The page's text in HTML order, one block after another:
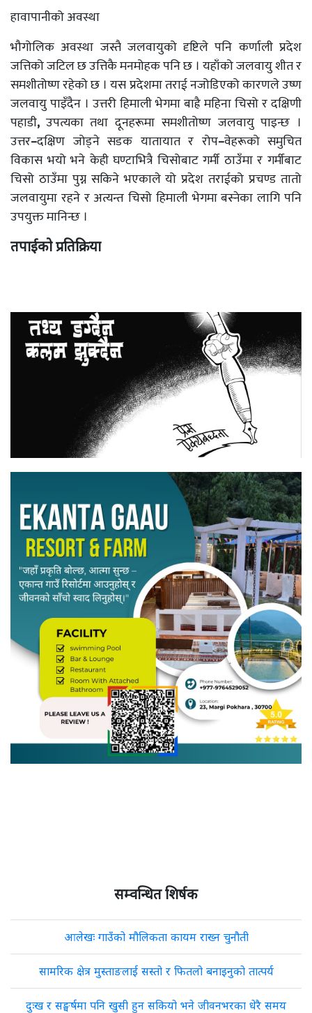
हावापानीको अवस्था
भौगोलिक अवस्था जस्तै जलवायुको दृष्टिले पनि कर्णाली प्रदेश
जत्तिको जटिल छ उत्तिकै मनमोहक पनि छ । यहाँको जलवायु शीत र
समशीतोष्ण रहेको छ । यस प्रदेशमा तराई नजोडिएको कारणले उष्ण
जलवायु पाइँदैन । उत्तरी हिमाली भेगमा बाह्रै महिना चिसो र दक्षिणी
पहाडी, उपत्यका तथा दूनहरूमा समशीतोष्ण जलवायु पाइन्छ ।
उत्तर–दक्षिण जोड्ने सडक यातायात र रोप–वेहरूको समुचित
विकास भयो भने केही घण्टाभित्रै चिसोबाट गर्मी ठाउँमा र गर्मीबाट
चिसो ठाउँमा पुग्न सकिने भएकाले यो प्रदेश तराईको प्रचण्ड तातो
जलवायुमा रहने र अत्यन्त चिसो हिमाली भेगमा बस्नेका लागि पनि
उपयुक्त मानिन्छ ।
तपाईको प्रतिक्रिया
सम्वन्धित शिर्षक
आलेखः गाउँको मौलिकता कायम राख्न चुनौती
सामरिक क्षेत्र मुस्ताङलाई सस्तो र फितलो बनाइनुको तात्पर्य
दुःख र सङ्घर्षमा पनि खुसी हुन सकियो भने जीवनभरका धेरै समय